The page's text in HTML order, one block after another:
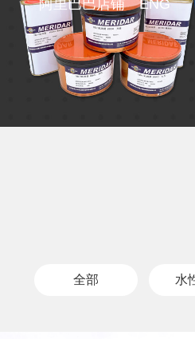
阿里巴巴店铺 ENG
全部 水